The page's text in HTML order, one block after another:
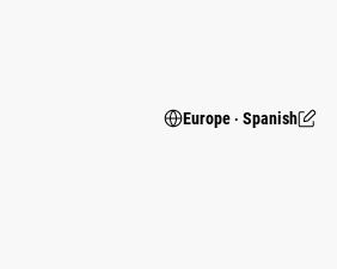
Europe ‧ Spanish